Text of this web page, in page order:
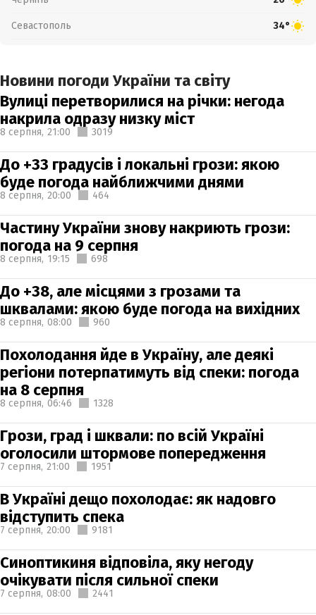
Севастополь 34°
Новини погоди України та світу
Вулиці перетворилися на річки: негода
накрила одразу низку міст
8 серпня, 21:00 3019
До +33 градусів і локальні грози: якою
буде погода найближчими днями
8 серпня, 20:00 464
Частину України знову накриють грози:
погода на 9 серпня
8 серпня, 19:15 698
До +38, але місцями з грозами та
шквалами: якою буде погода на вихідних
8 серпня, 08:00 960
Похолодання йде в Україну, але деякі
регіони потерпатимуть від спеки: погода
на 8 серпня
8 серпня, 06:46 1328
Грози, град і шквали: по всій Україні
оголосили штормове попередження
7 серпня, 21:00 1951
В Україні дещо похолодає: як надовго
відступить спека
7 серпня, 20:00 9181
Синоптикиня відповіла, яку негоду
очікувати після сильної спеки
7 серпня, 08:00 2441